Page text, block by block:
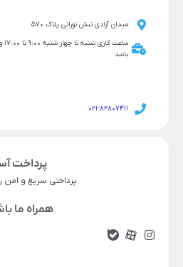
میدان آزادی نبش نورانی پلاک 570
باشد
021-82807411
پرداخت
پرداختی سریع و امن
همراه ما